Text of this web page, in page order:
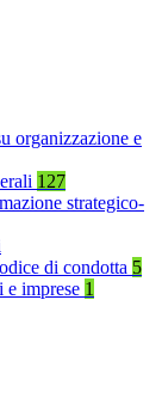
organizzazione e
127
strategico-
di condotta 5
imprese 1